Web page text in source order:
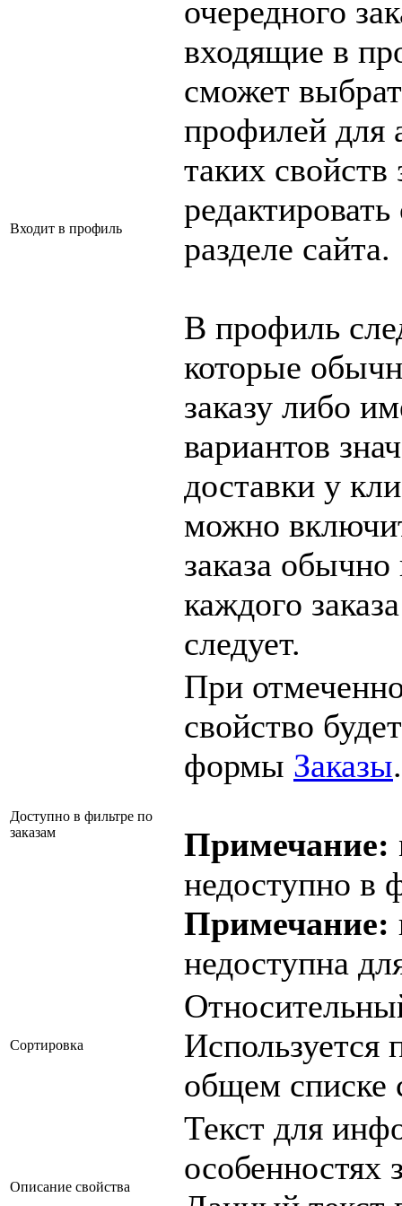
Входит в профиль
очередного
входящие в
сможет
профилей для
таких
разделе сайта.
В профиль
которые
заказу либо
вариантов
доставки у
можно
заказа
каждого
следует.
Доступно в фильтре по
заказам
При
свойство
формы Заказы.
Примечание:
недоступно в
Примечание:
недоступна
Сортировка
Используется
общем списке
Описание свойства
Текст для
особенностях